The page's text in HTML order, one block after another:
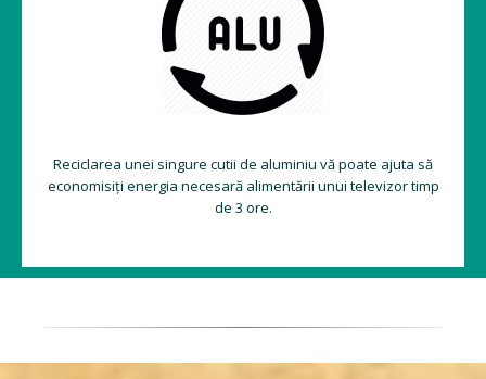
Reciclarea unei singure cutii de aluminiu vă poate ajuta să
economisiți energia necesară alimentării unui televizor timp
de 3 ore.